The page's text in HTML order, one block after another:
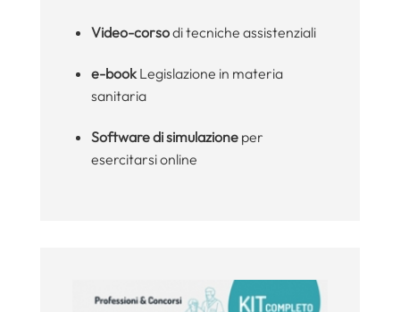
Video-corsodi tecniche assistenziali
e-book Legislazione in materia
sanitaria
Software di simulazione per
esercitarsi online